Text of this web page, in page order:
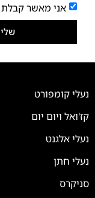
אני מאשר קבלת
נעלי קומפורט
קז'ואל ויום יום
נעלי אלגנט
נעלי חתן
סניקרס
💬